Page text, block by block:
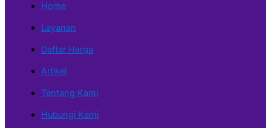
Home
Layanan
Daftar Harga
Artikel
Tentang Kami
Hubungi Kami